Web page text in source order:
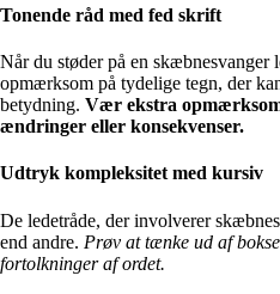
Tonende råd med fed skrift
Når du støder på en
opmærksom på tydelige tegn, der
betydning. Vær ekstra
ændringer eller konsekvenser.
Udtryk kompleksitet med kursiv
De ledetråde, der involverer
end andre. Prøv at tænke ud af
fortolkninger af ordet.